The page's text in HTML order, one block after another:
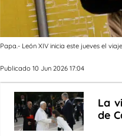
Papa.- León XIV inicia este jueves el
Publicado 10 Jun 2026 17:04
La
de